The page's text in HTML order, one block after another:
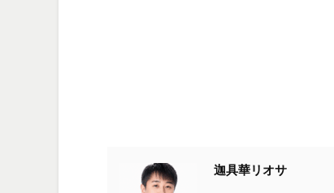
迦具華リオサ